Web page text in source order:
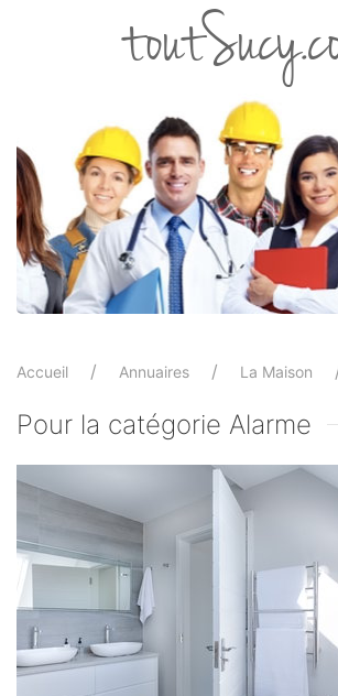
Accueil Annuaires La Maison
Pour la catégorie Alarme